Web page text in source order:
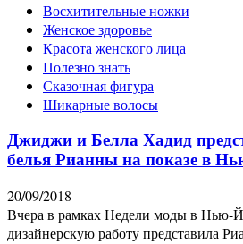
Восхитительные ножки
Женское здоровье
Красота женского лица
Полезно знать
Сказочная фигура
Шикарные волосы
Джиджи и Белла Хадид
белья Рианны на показе в
20/09/2018
Вчера в рамках Недели моды в Нью-
дизайнерскую работу представила